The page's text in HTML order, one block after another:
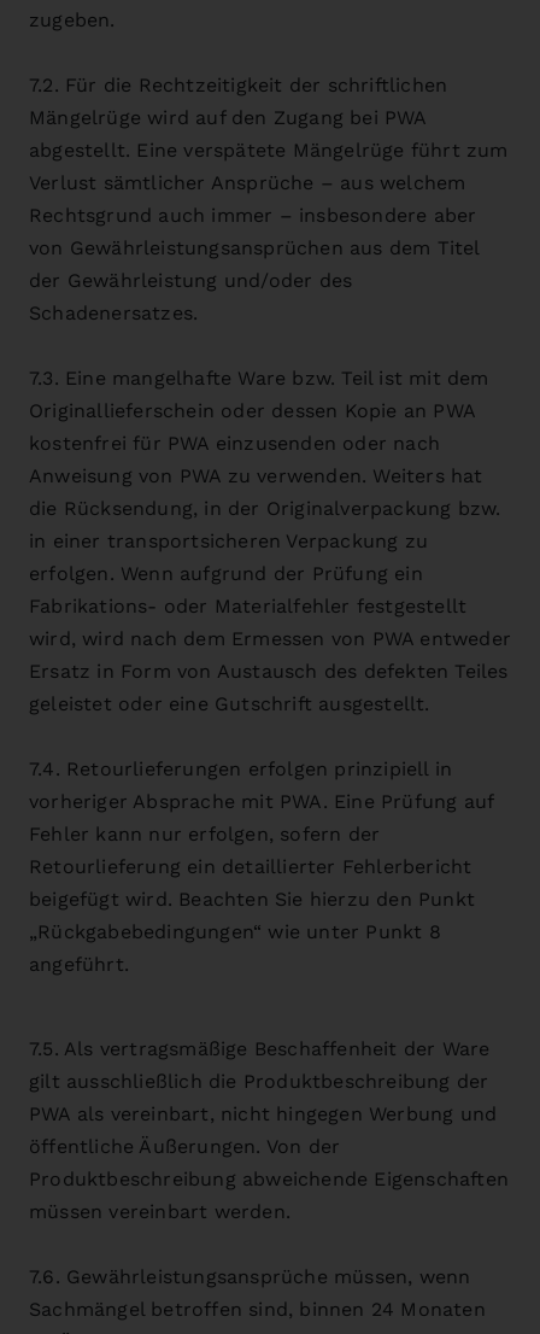
zugeben.
7.2. Für die Rechtzeitigkeit der schriftlichen
Mängelrüge wird auf den Zugang bei PWA
abgestellt. Eine verspätete Mängelrüge führt zum
Verlust sämtlicher Ansprüche – aus welchem
Rechtsgrund auch immer – insbesondere aber
von Gewährleistungsansprüchen aus dem Titel
der Gewährleistung und/oder des
Schadenersatzes.
7.3. Eine mangelhafte Ware bzw. Teil ist mit dem
Originallieferschein oder dessen Kopie an PWA
kostenfrei für PWA einzusenden oder nach
Anweisung von PWA zu verwenden. Weiters hat
die Rücksendung, in der Originalverpackung bzw.
in einer transportsicheren Verpackung zu
erfolgen. Wenn aufgrund der Prüfung ein
Fabrikations- oder Materialfehler festgestellt
wird, wird nach dem Ermessen von PWA entweder
Ersatz in Form von Austausch des defekten Teiles
geleistet oder eine Gutschrift ausgestellt.
7.4. Retourlieferungen erfolgen prinzipiell in
vorheriger Absprache mit PWA. Eine Prüfung auf
Fehler kann nur erfolgen, sofern der
Retourlieferung ein detaillierter Fehlerbericht
beigefügt wird. Beachten Sie hierzu den Punkt
„Rückgabebedingungen“ wie unter Punkt 8
angeführt.
7.5. Als vertragsmäßige Beschaffenheit der Ware
gilt ausschließlich die Produktbeschreibung der
PWA als vereinbart, nicht hingegen Werbung und
öffentliche Äußerungen. Von der
Produktbeschreibung abweichende Eigenschaften
müssen vereinbart werden.
7.6. Gewährleistungsansprüche müssen, wenn
Sachmängel betroffen sind, binnen 24 Monaten